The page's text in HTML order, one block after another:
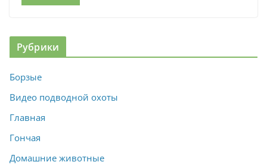
Рубрики
Борзые
Видео подводной охоты
Главная
Гончая
Домашние животные